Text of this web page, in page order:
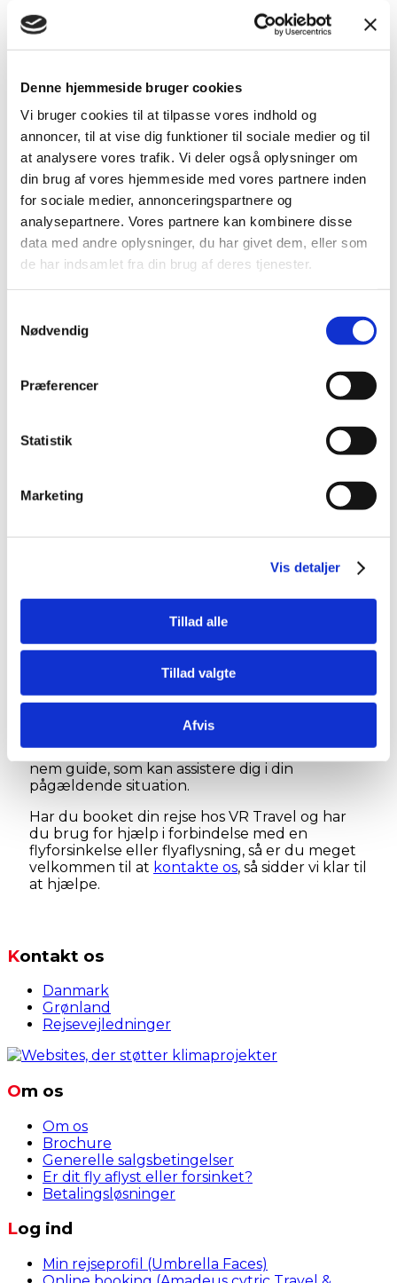
Denne hjemmeside bruger cookies
Vi bruger cookies til at tilpasse vores indhold og
annoncer, til at vise dig funktioner til sociale medier og til
at analysere vores trafik. Vi deler også oplysninger om
din brug af vores hjemmeside med vores partnere inden
for sociale medier, annonceringspartnere og
analysepartnere. Vores partnere kan kombinere disse
data med andre oplysninger, du har givet dem, eller som
de har indsamlet fra din brug af deres tjenester.
Nødvendig
Præferencer
Statistik
Marketing
Vis detaljer
Tillad alle
Tillad valgte
Afvis
Agentforbehold
Privatlivspolitik
Erklæring om datasikkerhed
(ISAE 3000-erklæring)
Erklæring om datasikkerhed 2024
(ISAE 3000-erklæring)
Erklæring om datasikkerhed 2023
(ISAE 3000-erklæring)
Erklæring om datasikkerhed 2022
(ISAE 3000-erklæring)
Erklæring om datasikkerhed 2021
Erklæring om datasikkerhed 2020
Cookiedeklaration
Grupperejse katalog
Kontakt os
DA
Passagerrettigheder – Dit Europa (Dansk)
Hvis du oplever bl.a. flyforsinkelser eller
flyaflysninger på din rejse, så har du nogle
pågældende passagerrettigheder, som du kan
gøre brug af overfor det europæiske
luftfartsselskab. Dit Europa, som administreres
og opdateres af EU-kommissionen, har lavet en
nem guide, som kan assistere dig i din
pågældende situation.
Har du booket din rejse hos VR Travel og har
du brug for hjælp i forbindelse med en
flyforsinkelse eller flyaflysning, så er du meget
velkommen til at kontakte os, så sidder vi klar til
at hjælpe.
Kontakt os
Danmark
Grønland
Rejsevejledninger
Om os
Om os
Brochure
Generelle salgsbetingelser
Er dit fly aflyst eller forsinket?
Betalingsløsninger
Log ind
Min rejseprofil (Umbrella Faces)